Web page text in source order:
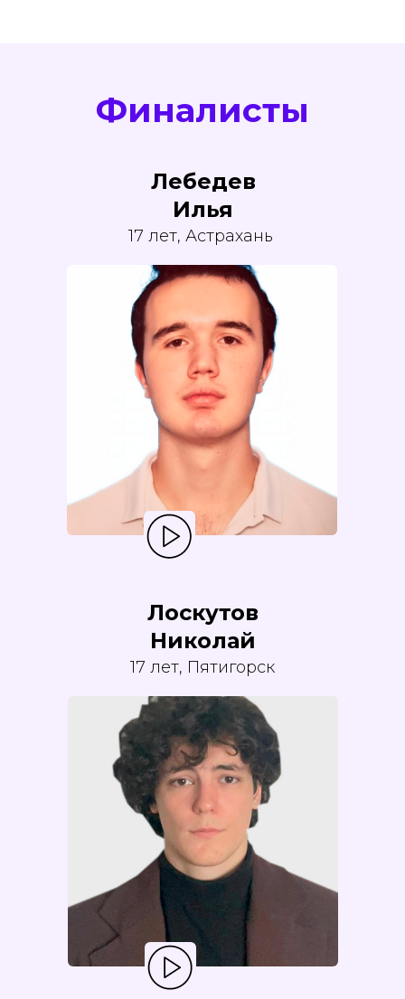
Лоскутов
Николай
17 лет, Пятигорск
Лебедев
Илья
17 лет, Астрахань
Финалисты